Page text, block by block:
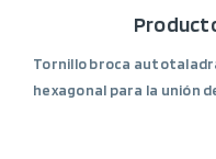
Tornillo broca
hexagonal para la unión